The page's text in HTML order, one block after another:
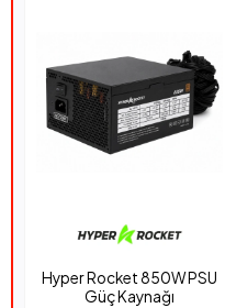
Hyper Rocket 850W PSU
Güç Kaynağı